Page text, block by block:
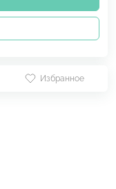
Избранное